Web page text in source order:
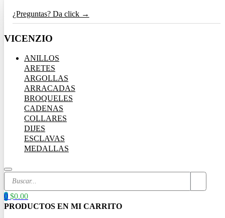
¿Preguntas? Da click →
VICENZIO
ANILLOS
ARETES
ARGOLLAS
ARRACADAS
BROQUELES
CADENAS
COLLARES
DIJES
ESCLAVAS
MEDALLAS
Search
0 $0.00